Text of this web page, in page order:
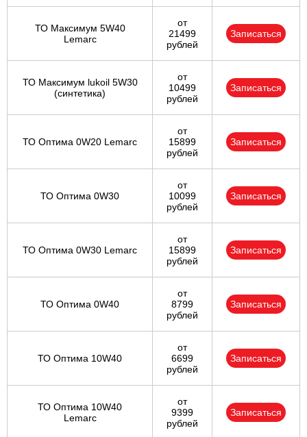
ТО Максимум 5W40
Lemarc
от
21499
рублей
Записаться
ТО Максимум lukoil 5W30
(синтетика)
от
10499
рублей
Записаться
ТО Оптима 0W20 Lemarc
от
15899
рублей
Записаться
ТО Оптима 0W30
от
10099
рублей
Записаться
ТО Оптима 0W30 Lemarc
от
15899
рублей
Записаться
ТО Оптима 0W40
от
8799
рублей
Записаться
ТО Оптима 10W40
от
6699
рублей
Записаться
ТО Оптима 10W40
Lemarc
от
9399
рублей
Записаться